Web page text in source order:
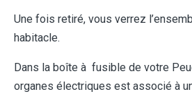
Une fois retiré, vous verrez
habitacle.
Dans la boîte à fusible de votre
organes électriques est associé à